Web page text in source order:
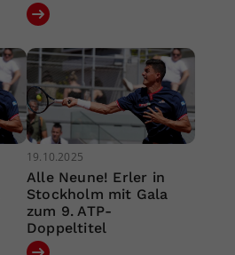
19.10.2025
Alle Neune! Erler in
Stockholm mit Gala
zum 9. ATP-
Doppeltitel